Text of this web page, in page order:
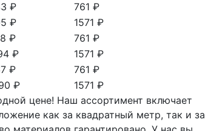
₽
761 ₽
₽
1571 ₽
₽
761 ₽
₽
1571 ₽
₽
761 ₽
₽
1571 ₽
цене! Наш ассортимент включает
как за квадратный метр, так и за